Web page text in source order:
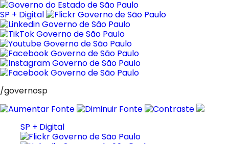
Pular
para
o
conteúdo
SP + Digital
/governosp
SP + Digital